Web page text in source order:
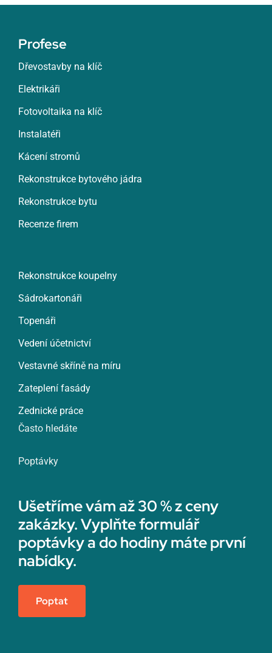
Profese
Dřevostavby na klíč
Elektrikáři
Fotovoltaika na klíč
Instalatéři
Kácení stromů
Rekonstrukce bytového jádra
Rekonstrukce bytu
Recenze firem
Rekonstrukce koupelny
Sádrokartonáři
Topenáři
Vedení účetnictví
Vestavné skříně na míru
Zateplení fasády
Zednické práce
Často hledáte
Poptávky
Ušetříme vám až 30 % z ceny
zakázky. Vyplňte formulář
poptávky a do hodiny máte první
nabídky.
Poptat